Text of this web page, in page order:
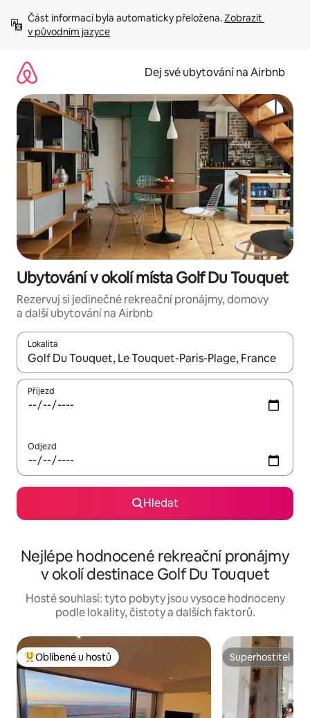
obsah
Část informací byla automaticky přeložena. Zobrazit
v původním jazyce
Dej své ubytování na Airbnb
Ubytování v okolí místa Golf Du Touquet
Rezervuj si jedinečné rekreační pronájmy, domovy
a další ubytování na Airbnb
Lokalita
Až budou výsledky k dispozici, můžeš si je procházet pomocí
Příjezd
Odjezd
Hledat
Nejlépe hodnocené rekreační pronájmy
v okolí destinace Golf Du Touquet
Hosté souhlasí: tyto pobyty jsou vysoce hodnoceny
podle lokality, čistoty a dalších faktorů.
Nejlepší v kategorii Oblíbené u hostů
Oblíbené u hostů Superhostitel
Superhostitel